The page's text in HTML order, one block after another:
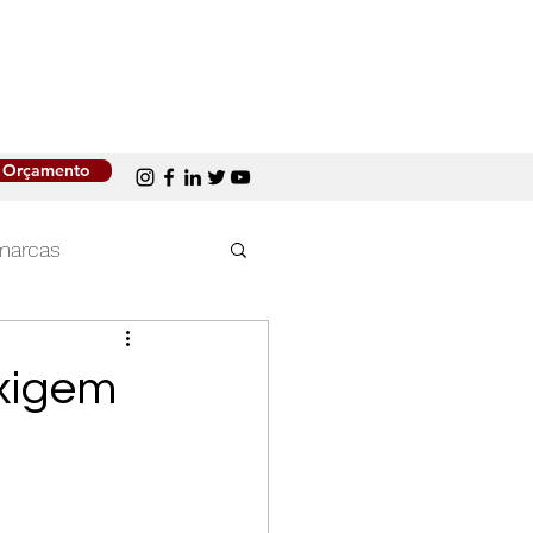
Orçamento
Mercado de trabalho